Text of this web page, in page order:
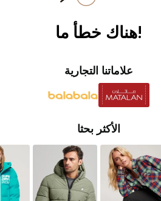
!هناك خطأ ما
علاماتنا التجارية
الأكثر بحثا